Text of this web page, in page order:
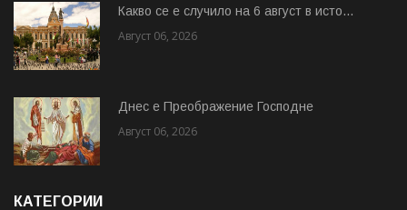
Какво се е случило на 6 август в исто...
Август 06, 2026
Днес е Преображение Господне
Август 06, 2026
КАТЕГОРИИ